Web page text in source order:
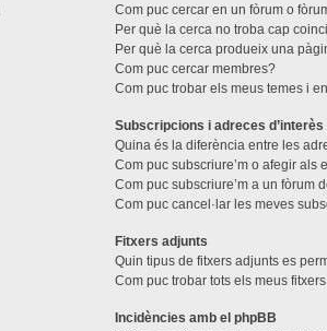
Com puc cercar en un fòrum o
Per què la cerca no troba cap
Per què la cerca produeix una
Com puc cercar membres?
Com puc trobar els meus temes i
Subscripcions i adreces d’interès
Quina és la diferència entre les
Com puc subscriure’m o afegir als
Com puc subscriure’m a un fòrum
Com puc cancel·lar les meves
Fitxers adjunts
Quin tipus de fitxers adjunts es
Com puc trobar tots els meus
Incidències amb el phpBB